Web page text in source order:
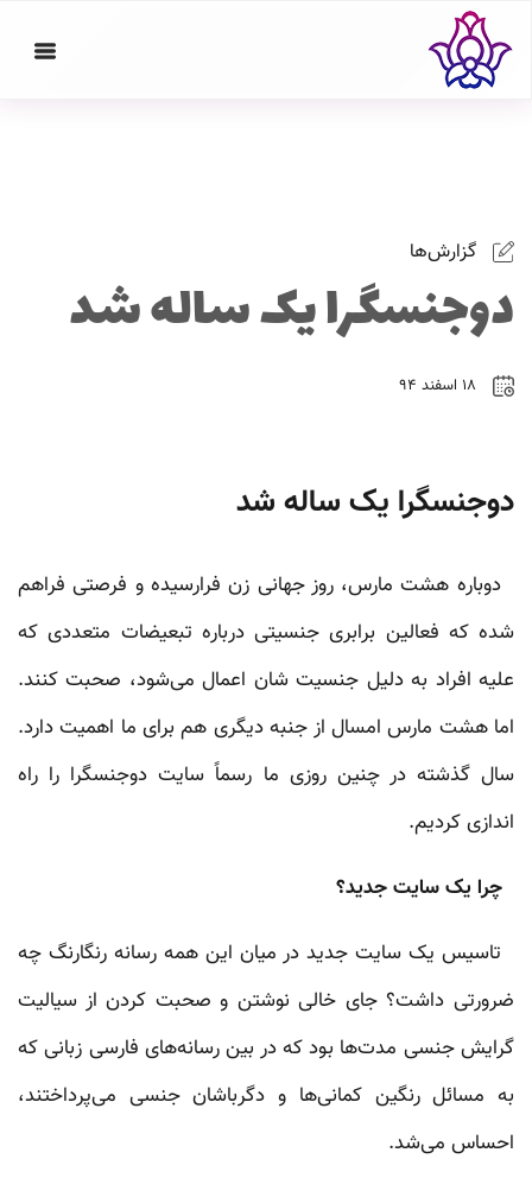
گزارش‌ها
دوجنسگرا یک ساله شد
دوجنسگرا یک ساله شد
دوباره هشت مارس، روز جهانی زن فرارسیده و فرصتی فراهم
شده که فعالین برابری جنسیتی درباره تبعیضات متعددی که
علیه افراد به دلیل جنسیت شان اعمال می‌شود، صحبت کنند.
اما هشت مارس امسال از جنبه دیگری هم برای ما اهمیت دارد.
سال گذشته در چنین روزی ما رسماً سایت دوجنسگرا را راه
اندازی کردیم.
چرا یک سایت جدید؟
تاسیس یک سایت جدید در میان این همه رسانه رنگارنگ چه
ضرورتی داشت؟ جای خالی نوشتن و صحبت کردن از سیالیت
گرایش جنسی مدت‌ها بود که در بین رسانه‌های فارسی زبانی که
به مسائل رنگین کمانی‌ها و دگرباشان جنسی می‌پرداختند،
احساس می‌شد.